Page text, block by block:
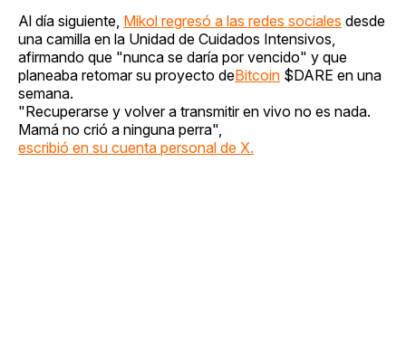
Al día siguiente, Mikol regresó a las redes sociales desde
una camilla en la Unidad de Cuidados Intensivos,
afirmando que "nunca se daría por vencido" y que
planeaba retomar su proyecto deBitcoin $DARE en una
semana.
"Recuperarse y volver a transmitir en vivo no es nada.
Mamá no crió a ninguna perra",
escribió en su cuenta personal de X.